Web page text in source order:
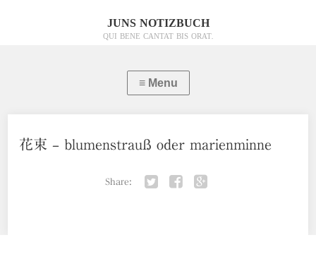
JUNS NOTIZBUCH
QUI BENE CANTAT BIS ORAT.
花束 – blumenstrauß oder marienminne
Share: